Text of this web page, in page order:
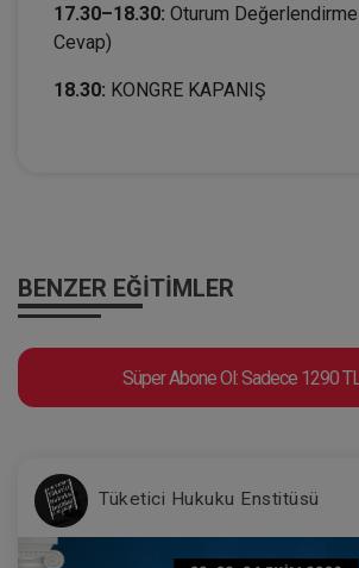
17.30–18.30: Oturum
Cevap)
18.30: KONGRE KAPANIŞ
BENZER EĞITIMLER
Süper Abone Ol: Sadece 1290
Tüketici Hukuku Enstitüsü